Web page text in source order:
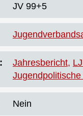
JV 99+5
Jahresbericht
Jugendpolitische
Nein